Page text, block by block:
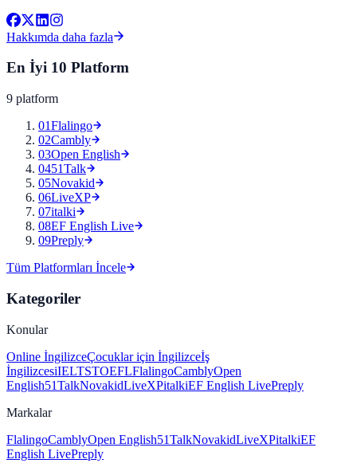
Hakkımda daha fazla
En İyi 10 Platform
9 platform
01Flalingo
02Cambly
03Open English
0451Talk
05Novakid
06LiveXP
07italki
08EF English Live
09Preply
Tüm Platformları İncele
Kategoriler
Konular
Online İngilizceÇocuklar için İngilizceİş
İngilizcesiIELTSTOEFLFlalingoCamblyOpen
English51TalkNovakidLiveXPitalkiEF English LivePreply
Markalar
FlalingoCamblyOpen English51TalkNovakidLiveXPitalkiEF
English LivePreply